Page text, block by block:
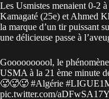
Les Usmistes menaient 0-2
Kamagaté (25e) et Ahmed
la marque d’un tir puissant
une délicieuse passe à
Goooooooool, le
USMA à la 21 ème minute
🥵🥵🥵 #Algérie
pic.twitter.com/